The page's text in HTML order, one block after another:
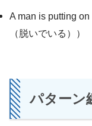
A man is putting
（脱いでいる））
パター